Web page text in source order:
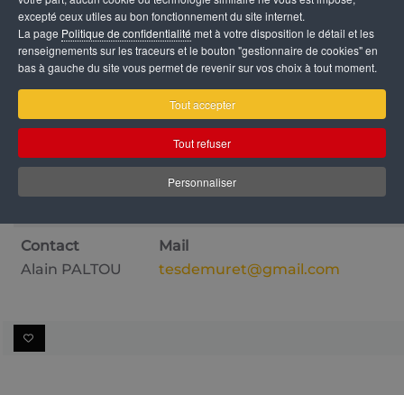
excepté ceux utiles au bon fonctionnement du site internet.
La page Politique de confidentialité met à votre disposition le détail et les
renseignements sur les traceurs et le bouton "gestionnaire de cookies" en
bas à gauche du site vous permet de revenir sur vos choix à tout moment.
Tout accepter
Tout refuser
Personnaliser
commerçant locaux.
DÉTAILS
56 rue Clément
Téléphone
07 83 56 23 95
Contact
Alain PALTOU
Mail
tesdemuret@gmail.com